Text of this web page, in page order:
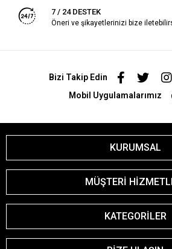
7 / 24 DESTEK
Öneri ve şikayetlerinizi bize
Bizi Takip Edin
Mobil Uygulamalarımız
KURUMSAL
MÜŞTERİ
KATEGORİLER